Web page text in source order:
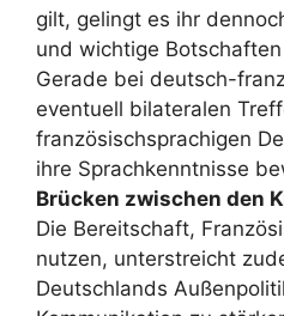
gilt, gelingt es ihr
und wichtige
Gerade bei deutsch-
eventuell bilateralen
französischsprachigen
ihre Sprachkenntnisse
Brücken zwischen den
Die Bereitschaft,
nutzen, unterstreicht
Deutschlands